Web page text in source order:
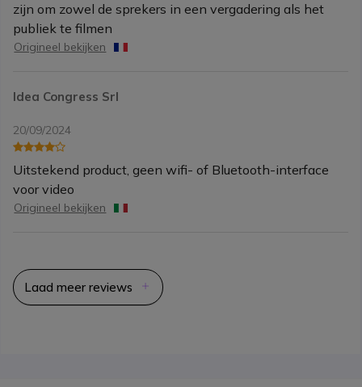
zijn om zowel de sprekers in een vergadering als het
publiek te filmen
Origineel bekijken
Idea Congress Srl
20/09/2024
Uitstekend product, geen wifi- of Bluetooth-interface
voor video
Origineel bekijken
Laad meer reviews